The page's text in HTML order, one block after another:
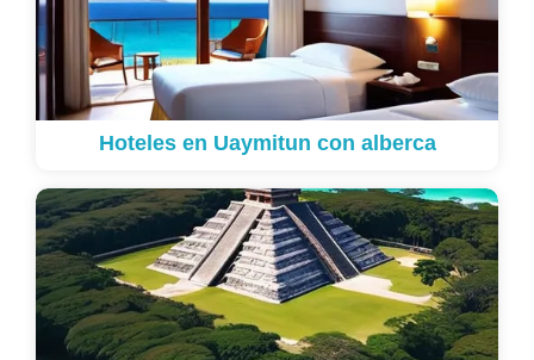
Hoteles en Uaymitun con alberca